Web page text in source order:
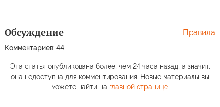
Обсуждение
Комментариев: 44
Правила
Эта статья опубликована более, чем 24 часа назад, а значит,
она недоступна для комментирования. Новые материалы вы
можете найти на главной странице.